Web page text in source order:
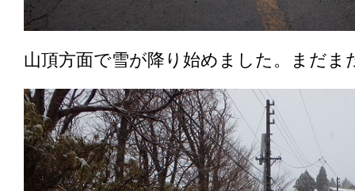
山頂方面で雪が降り始めました。まだま